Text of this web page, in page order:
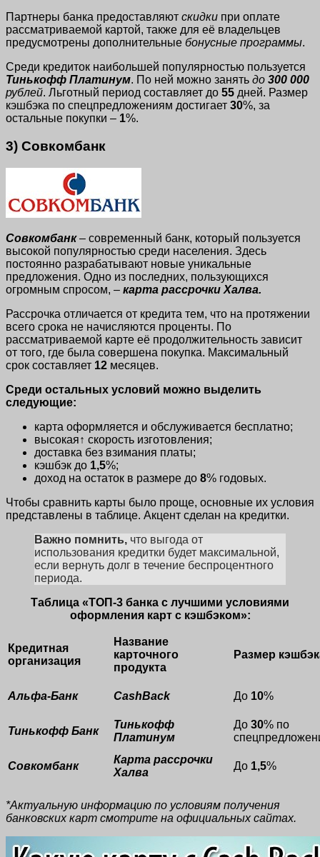
Партнеры банка предоставляют скидки при оплате
рассматриваемой картой, также для её владельцев
предусмотрены дополнительные бонусные программы.
Среди кредиток наибольшей популярностью пользуется
Тинькофф Платинум. По ней можно занять до 300 000
рублей. Льготный период составляет до 55 дней. Размер
кэшбэка по спецпредложениям достигает 30%, за
остальные покупки – 1%.
3) Совкомбанк
Совкомбанк– современный банк, который пользуется
высокой популярностью среди населения. Здесь
постоянно разрабатывают новые уникальные
предложения. Одно из последних, пользующихся
огромным спросом, – карта рассрочки Халва.
Рассрочка отличается от кредита тем, что на протяжении
всего срока не начисляются проценты. По
рассматриваемой карте её продолжительность зависит
от того, где была совершена покупка. Максимальный
срок составляет 12 месяцев.
Среди остальных условий можно выделить
следующие:
карта оформляется и обслуживается бесплатно;
высокая↑ скорость изготовления;
доставка без взимания платы;
кэшбэк до 1,5%;
доход на остаток в размере до 8% годовых.
Чтобы сравнить карты было проще, основные их условия
представлены в таблице. Акцент сделан на кредитки.
Важно помнить, что выгода от
использования кредитки будет максимальной,
если вернуть долг в течение беспроцентного
периода.
Таблица «ТОП-3 банка с лучшими условиями
оформления карт с кэшбэком»:
Кредитная
организация
Название
карточного
продукта
Размер
Альфа-Банк CashBack До 10%
Тинькофф Банк
Тинькофф
Платинум
До 30% по
Совкомбанк
Карта рассрочки
Халва
До 1,5%
*Актуальную информацию по условиям получения
банковских карт смотрите на официальных сайтах.